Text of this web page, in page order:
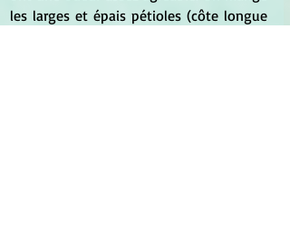
les larges et épais pétioles (côte longue